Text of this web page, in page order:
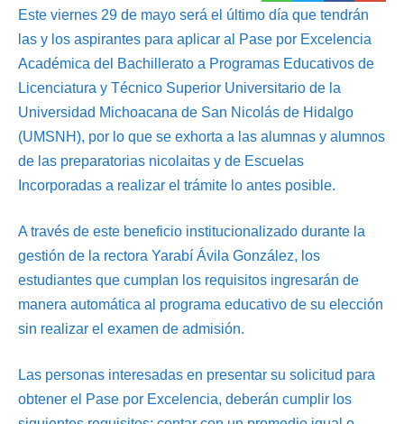
Este viernes 29 de mayo será el último día que tendrán
las y los aspirantes para aplicar al Pase por Excelencia
Académica del Bachillerato a Programas Educativos de
Licenciatura y Técnico Superior Universitario de la
Universidad Michoacana de San Nicolás de Hidalgo
(UMSNH), por lo que se exhorta a las alumnas y alumnos
de las preparatorias nicolaitas y de Escuelas
Incorporadas a realizar el trámite lo antes posible.
A través de este beneficio institucionalizado durante la
gestión de la rectora Yarabí Ávila González, los
estudiantes que cumplan los requisitos ingresarán de
manera automática al programa educativo de su elección
sin realizar el examen de admisión.
Las personas interesadas en presentar su solicitud para
obtener el Pase por Excelencia, deberán cumplir los